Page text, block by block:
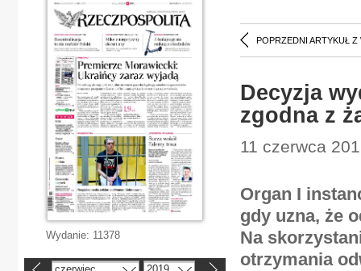
POPRZEDNI ARTYKUŁ Z
Decyzja
zgodna z
11 czerwca
Organ I
gdy uzna, że
Na
otrzymania
Wydanie: 11378